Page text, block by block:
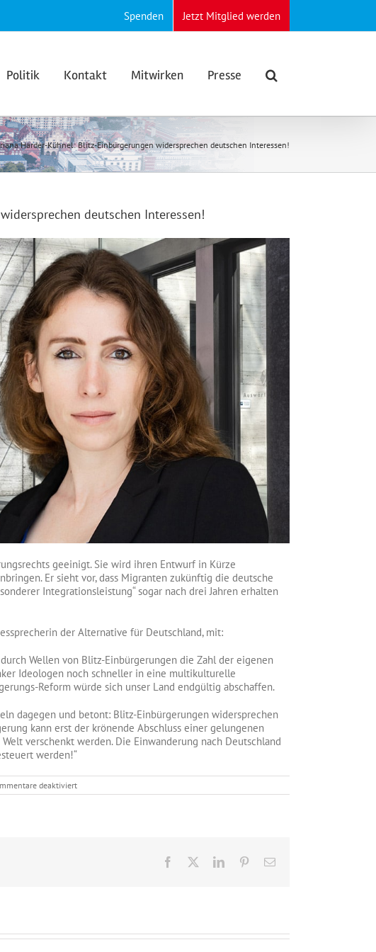
Spenden Jetzt Mitglied werden
Politik Kontakt Mitwirken Presse
Harder-Kühnel: Blitz-Einbürgerungen widersprechen deutschen Interessen!
deutschen Interessen!
geeinigt. Sie wird ihren Entwurf in Kürze
Er sieht vor, dass Migranten zukünftig die deutsche
Integrationsleistung“ sogar nach drei Jahren erhalten
der Alternative für Deutschland, mit:
Wellen von Blitz-Einbürgerungen die Zahl der eigenen
Ideologen noch schneller in eine multikulturelle
Reform würde sich unser Land endgültig abschaffen.
dagegen und betont: Blitz-Einbürgerungen widersprechen
kann erst der krönende Abschluss einer gelungenen
verschenkt werden. Die Einwanderung nach Deutschland
werden!“
deaktiviertfür
Mariana
Facebook LinkedInPinterest
E-